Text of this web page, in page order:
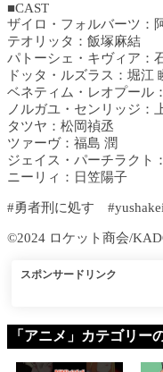
■CAST
ザイロ・フォルバーツ：
テオリッタ：飯塚麻結
パトーシェ・キヴィア：
ドッタ・ルズラス：堀江
ベネティム・レオプール
ノルガユ・センリッジ：
タツヤ：松岡禎丞
ツァーヴ：福島 潤
ジェイス・パーチラクト
ニーリィ：日笠陽子
#勇者刑に処す
©2024 ロケット商会/
スポンサードリンク
「アニメ」カテゴリー